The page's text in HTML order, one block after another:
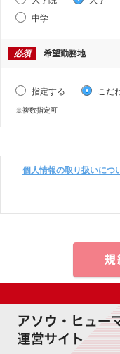
中学
必須 希望勤務地
指定する こだ
※複数指定可
個人情報の取り扱いにつ